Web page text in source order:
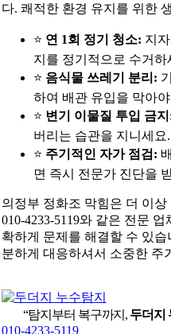
다. 쾌적한 환경 유지를 위한
⭐ 연 1회 정기 청소: 지
지를 정기적으로 수거하
⭐ 음식물 쓰레기 분리:
하여 배관 유입을 막아
⭐ 변기 이물질 투입 금
버리는 습관을 지니세요.
⭐ 주기적인 자가 점검:
면 즉시 전문가 진단을
의정부 정화조 막힘은 더 이
010-4233-5119와 같은 전문
확하게 문제를 해결할 수 있
분하게 대응하셔서 소중한 주
“탐지부터 복구까지, 두더지
010-4233-5119